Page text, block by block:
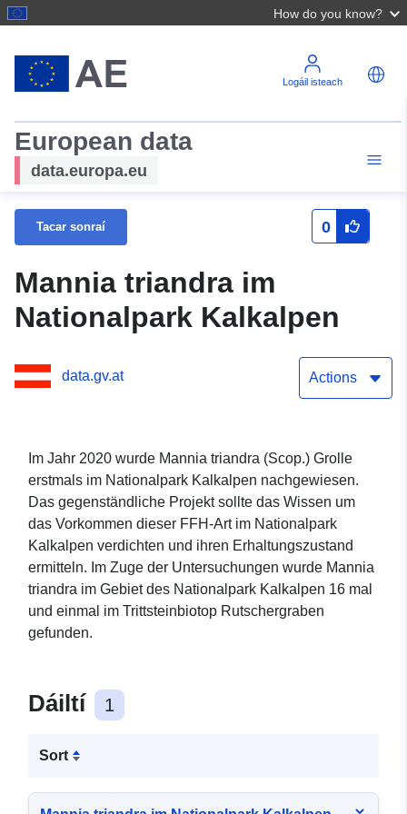
How do you know?
Logáil isteach
European data
data.europa.eu
Tacar sonraí 0
Mannia triandra im
Nationalpark Kalkalpen
data.gv.at Actions
Im Jahr 2020 wurde Mannia triandra (Scop.) Grolle
erstmals im Nationalpark Kalkalpen nachgewiesen.
Das gegenständliche Projekt sollte das Wissen um
das Vorkommen dieser FFH-Art im Nationalpark
Kalkalpen verdichten und ihren Erhaltungszustand
ermitteln. Im Zuge der Untersuchungen wurde Mannia
triandra im Gebiet des Nationalpark Kalkalpen 16 mal
und einmal im Trittsteinbiotop Rutschergraben
gefunden.
Dáiltí 1
Sort